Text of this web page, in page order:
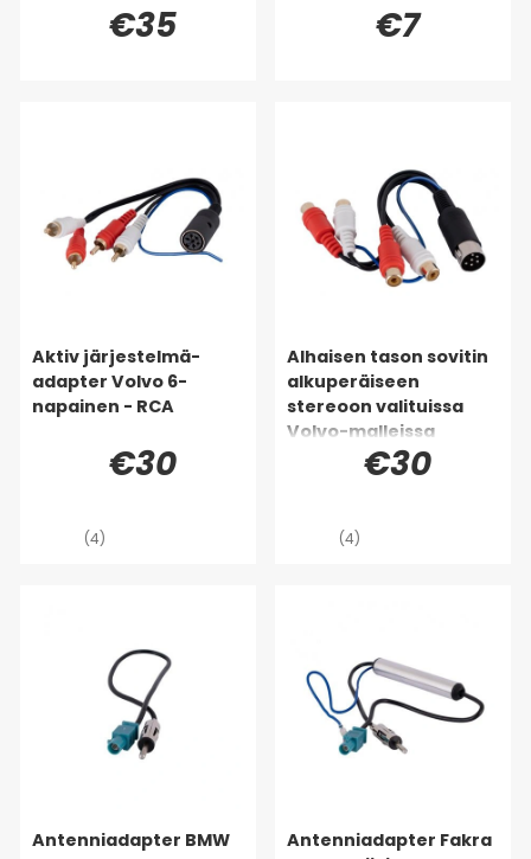
€35 €7
Aktiv järjestelmä-
adapter Volvo 6-
napainen - RCA
€30
(4)
Alhaisen tason sovitin
alkuperäiseen
stereoon valituissa
Volvo-malleissa
€30
(4)
Antenniadapter BMW
Antenniadapter Fakra